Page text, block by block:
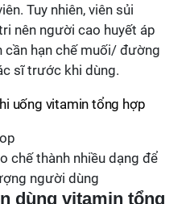
Tuy nhiên, viên sủi
nên người cao huyết áp
cần hạn chế muối/ đường
sĩ trước khi dùng.
uống vitamin tổng hợp
chế thành nhiều dạng để
người dùng
dùng vitamin tổng